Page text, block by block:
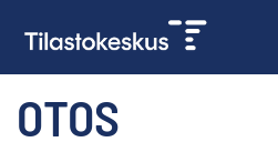
OTOS